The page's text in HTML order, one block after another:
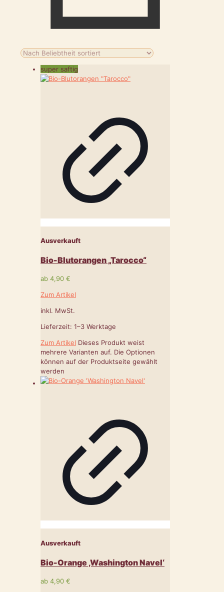
super saftig
Ausverkauft
Bio-Blutorangen „Tarocco“
ab 4,90 €
Zum Artikel
inkl. MwSt.
Lieferzeit: 1–3 Werktage
Zum Artikel Dieses Produkt weist
mehrere Varianten auf. Die Optionen
können auf der Produktseite gewählt
werden
Ausverkauft
Bio-Orange ‚Washington Navel‘
ab 4,90 €